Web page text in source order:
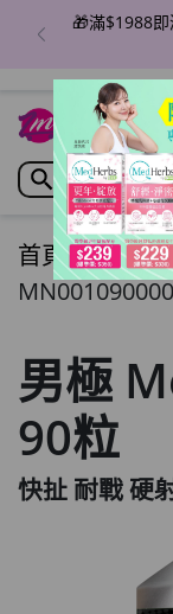
🎁滿$1988
首頁/男極
男極
90粒
快扯 耐戰 硬